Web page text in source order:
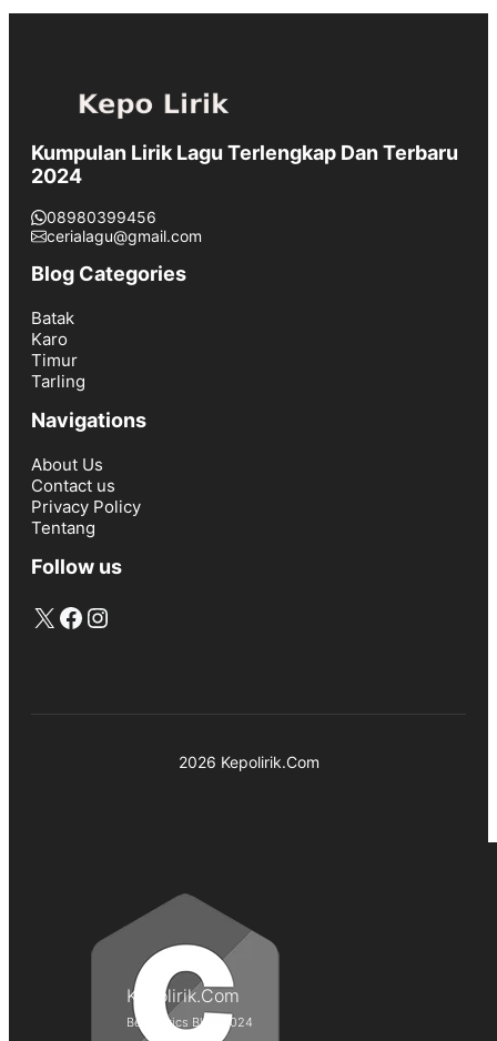
Kumpulan Lirik Lagu Terlengkap Dan Terbaru
2024
08980399456
cerialagu@gmail.com
Blog Categories
Batak
Karo
Timur
Tarling
Navigations
About Us
Contact us
Privacy Policy
Tentang
Follow us
X Facebook
Instagram
2026 Kepolirik.Com
Kepolirik.Com
Best Lyrics Blog 2024